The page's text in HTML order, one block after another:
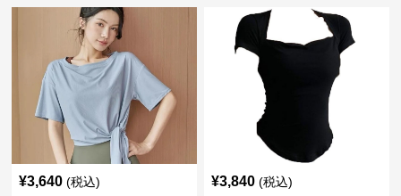
¥3,640 (税込) ¥3,840 (税込)